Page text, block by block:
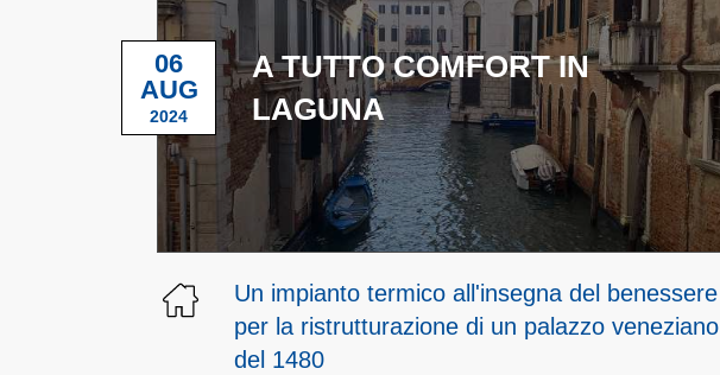
A TUTTO COMFORT IN
LAGUNA
06
AUG
2024
Un impianto termico all'insegna del benessere
per la ristrutturazione di un palazzo veneziano
del 1480